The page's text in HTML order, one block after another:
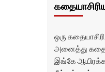
ஒரு
அனைத்து
இங்கே